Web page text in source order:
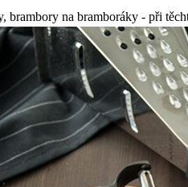
brambory na bramboráky - při